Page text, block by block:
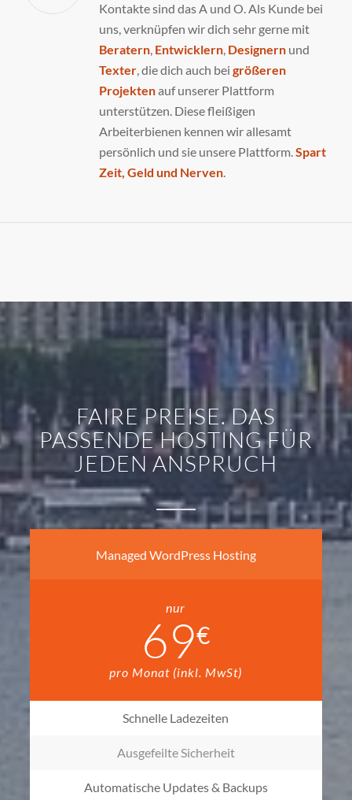
Kontakte sind das A und O. Als Kunde bei
uns, verknüpfen wir dich sehr gerne mit
Beratern, Entwicklern, Designern und
Texter, die dich auch bei größeren
Projektenauf unserer Plattform
unterstützen. Diese fleißigen
Arbeiterbienen kennen wir allesamt
persönlich und sie unsere Plattform.Spart
Zeit, Geld und Nerven.
FAIRE PREISE. DAS
PASSENDE HOSTING FÜR
JEDEN ANSPRUCH
Managed WordPress Hosting
nur
69€
pro Monat (inkl. MwSt)
Schnelle Ladezeiten
Ausgefeilte Sicherheit
Automatische Updates & Backups